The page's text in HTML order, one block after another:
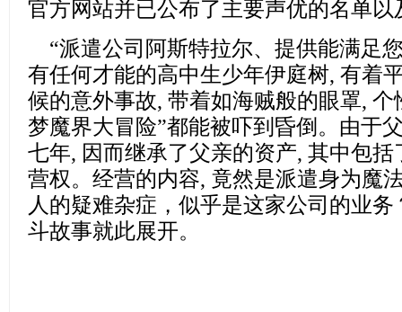
官方网站并已公布了主要声优的名单以
“派遣公司阿斯特拉尔、提供能满足
有任何才能的高中生少年伊庭树, 有着
候的意外事故, 带着如海贼般的眼罩,
梦魔界大冒险”都能被吓到昏倒。由于
七年, 因而继承了父亲的资产, 其中包
营权。经营的内容, 竟然是派遣身为魔
人的疑难杂症，似乎是这家公司的业
斗故事就此展开。